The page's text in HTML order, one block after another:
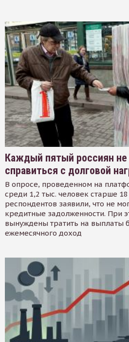
Каждый пятый россиян
справиться с долговой
В опросе, проведенном на
среди 1,2 тыс. человек старше 18
респондентов заявили, что не
кредитные задолженности. При
вынуждены тратить на выплаты
ежемесячного доход